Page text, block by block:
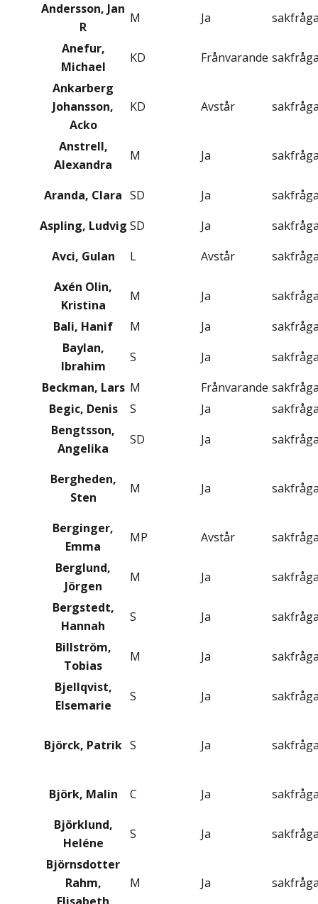
Andersson, Jan
R
M Ja
Anefur,
Michael
KD Frånvarande
Ankarberg
Johansson,
Acko
KD Avstår
Anstrell,
Alexandra
M Ja
Aranda, Clara SD Ja
Aspling, Ludvig SD Ja
Avci, Gulan
L Avstår
Axén Olin,
Kristina
M Ja
Bali, Hanif
M Ja
Baylan,
Ibrahim
S Ja
Beckman, Lars M Frånvarande
Begic, Denis
S Ja
Bengtsson,
Angelika
SD Ja
Bergheden,
Sten
M Ja
Berginger,
Emma
MP Avstår
Berglund,
Jörgen
M Ja
Bergstedt,
Hannah
S Ja
Billström,
Tobias
M Ja
Bjellqvist,
Elsemarie
S Ja
Björck, Patrik S Ja
Björk, Malin C Ja
Björklund,
Heléne
S Ja
Björnsdotter
Rahm,
M Ja